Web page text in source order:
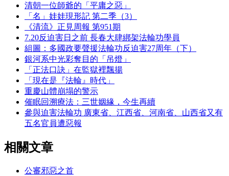
清朝一位師爺的「平庸之惡」
「名」娃娃現形記 第二季（3）
《清流》正見周報 第951期
7.20反迫害日之前 長春大肆綁架法輪功學員
組圖：多國政要聲援法輪功反迫害27周年（下）
銀河系中光彩奪目的「吊燈」
「正法口訣」在監獄裡飄揚
「現在是『法輪』時代」
重慶山體崩塌的警示
催眠回溯療法：三世姻緣，今生再續
參與迫害法輪功 廣東省、江西省、河南省、山西省又有
五名官員遭惡報
相關文章
公審邪惡之首